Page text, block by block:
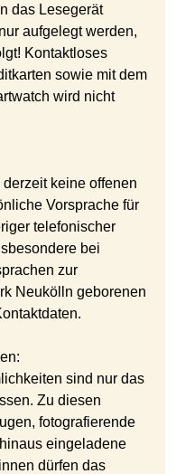
das Lesegerät
aufgelegt werden,
Kontaktloses
sowie mit dem
wird nicht
keine offenen
Vorsprache für
telefonischer
bei
zur
Neukölln geborenen
sind nur das
Zu diesen
fotografierende
eingeladene
dürfen das